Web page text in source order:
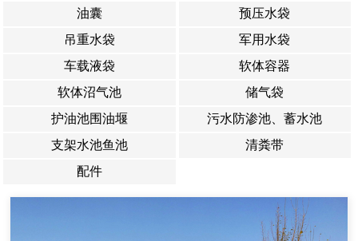
油囊
预压水袋
吊重水袋
军用水袋
车载液袋
软体容器
软体沼气池
储气袋
护油池围油堰
污水防渗池、蓄水池
支架水池鱼池
清粪带
配件